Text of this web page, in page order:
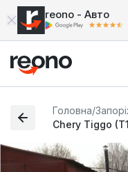
reono - Авто
Головна/
Chery Tiggo